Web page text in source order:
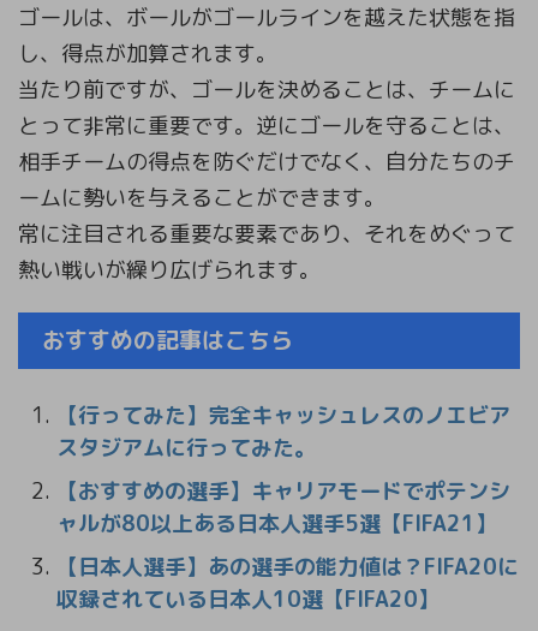
ゴールは、ボールがゴールラインを越えた状態を指
し、得点が加算されます。
当たり前ですが、ゴールを決めることは、チームに
とって非常に重要です。逆にゴールを守ることは、
相手チームの得点を防ぐだけでなく、自分たちのチ
ームに勢いを与えることができます。
常に注目される重要な要素であり、それをめぐって
熱い戦いが繰り広げられます。
おすすめの記事はこちら
【行ってみた】完全キャッシュレスのノエビア
スタジアムに行ってみた。
【おすすめの選手】キャリアモードでポテンシ
ャルが80以上ある日本人選手5選【FIFA21】
【日本人選手】あの選手の能力値は？FIFA20に
収録されている日本人10選【FIFA20】